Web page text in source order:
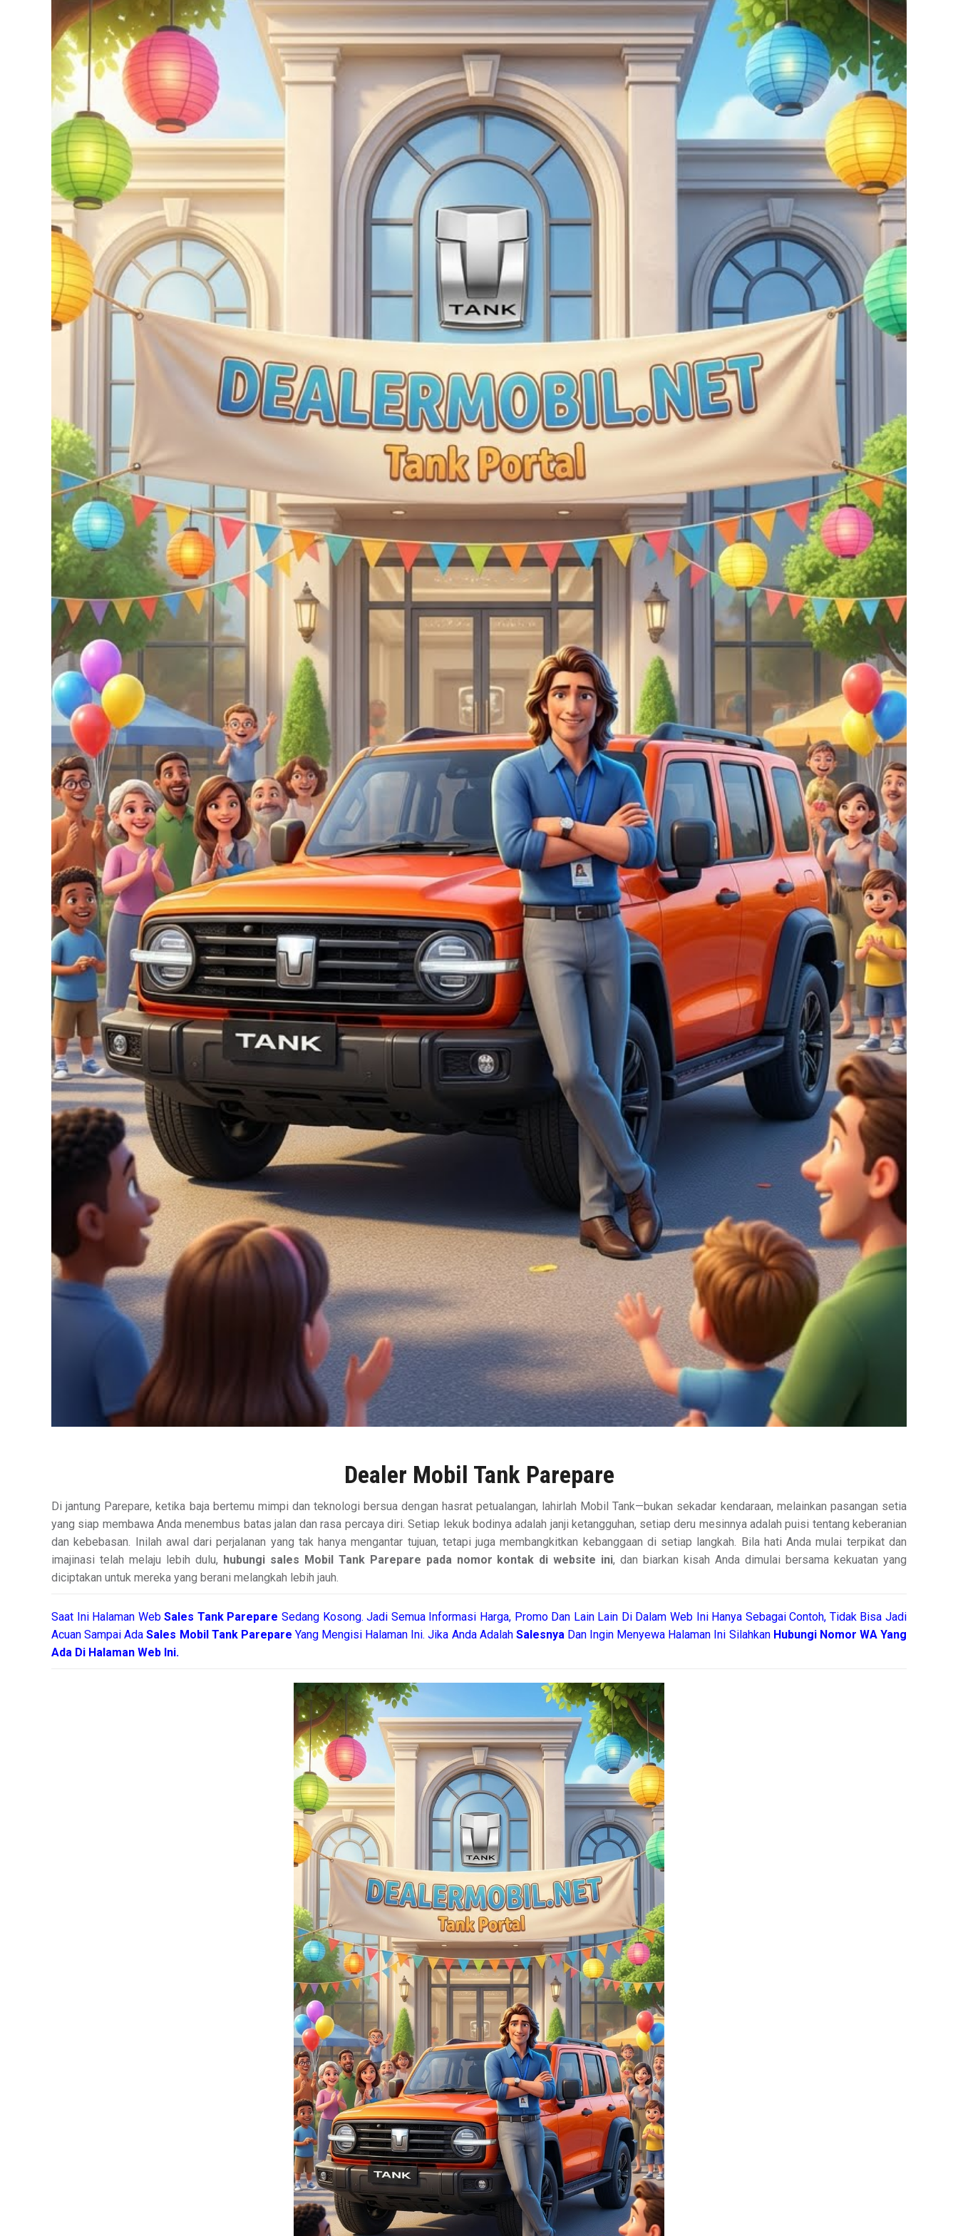
Dealer Mobil Tank Parepare
Di jantung Parepare, ketika baja bertemu mimpi dan teknologi bersua dengan hasrat petualangan, lahirlah Mobil Tank—bukan sekadar kendaraan, melainkan pasangan setia
yang siap membawa Anda menembus batas jalan dan rasa percaya diri. Setiap lekuk bodinya adalah janji ketangguhan, setiap deru mesinnya adalah puisi tentang keberanian
dan kebebasan. Inilah awal dari perjalanan yang tak hanya mengantar tujuan, tetapi juga membangkitkan kebanggaan di setiap langkah. Bila hati Anda mulai terpikat dan
imajinasi telah melaju lebih dulu, hubungi sales Mobil Tank Parepare pada nomor kontak di website ini, dan biarkan kisah Anda dimulai bersama kekuatan yang
diciptakan untuk mereka yang berani melangkah lebih jauh.
Saat Ini Halaman WebSales Tank ParepareSedang Kosong. Jadi Semua Informasi Harga, Promo Dan Lain Lain Di Dalam Web Ini Hanya Sebagai Contoh, Tidak Bisa Jadi
Acuan Sampai AdaSales Mobil Tank Parepare Yang Mengisi Halaman Ini. Jika Anda Adalah SalesnyaDan Ingin Menyewa Halaman Ini Silahkan Hubungi Nomor WA Yang
Ada Di Halaman Web Ini.